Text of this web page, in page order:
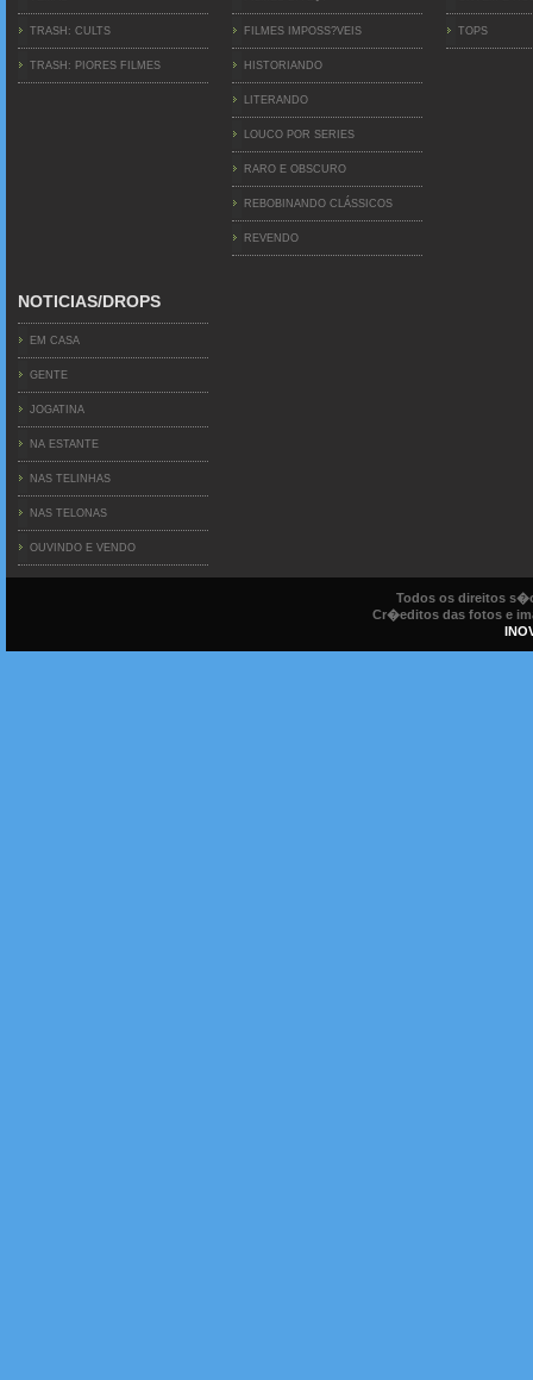
TRASH: CULTS
TRASH: PIORES FILMES
FILMES IMPOSS?VEIS
HISTORIANDO
LITERANDO
LOUCO POR SERIES
RARO E OBSCURO
REBOBINANDO CLÁSSICOS
REVENDO
TOPS
NOTICIAS/DROPS
EM CASA
GENTE
JOGATINA
NA ESTANTE
NAS TELINHAS
NAS TELONAS
OUVINDO E VENDO
Todos os direitos
Cr�editos das fotos e